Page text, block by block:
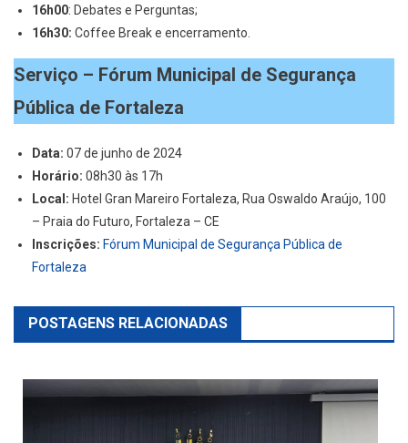
16h00: Debates e Perguntas;
16h30: Coffee Break e encerramento.
Serviço – Fórum Municipal de Segurança
Pública de Fortaleza
Data: 07 de junho de 2024
Horário: 08h30 às 17h
Local: Hotel Gran Mareiro Fortaleza, Rua Oswaldo Araújo, 100
– Praia do Futuro, Fortaleza – CE
Inscrições: Fórum Municipal de Segurança Pública de
Fortaleza
POSTAGENS RELACIONADAS